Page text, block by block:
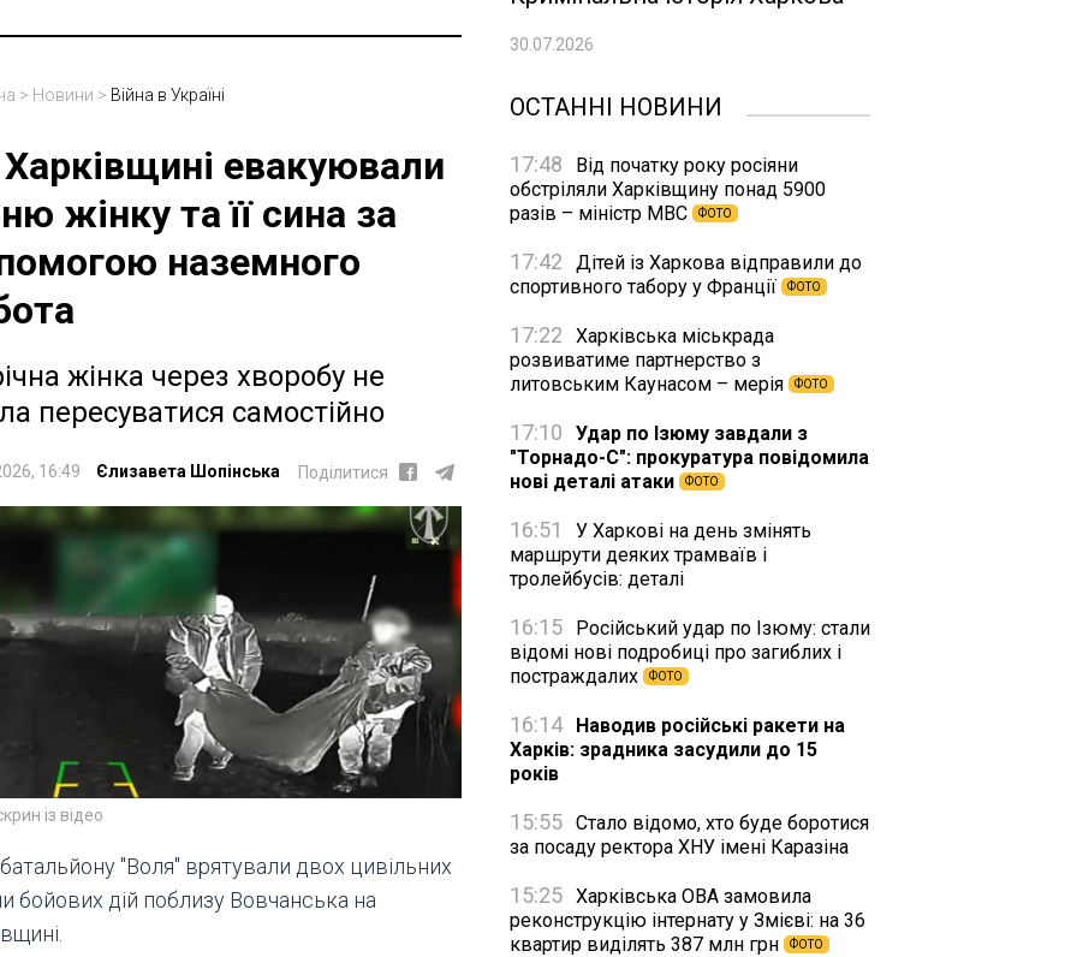
> Новини > Війна в Україні
евакуювали
жінку та її сина за
наземного
жінка через хворобу не
пересуватися самостійно
16:49 Єлизавета Шопінська Поділитися
із відео
батальйону "Воля" врятували двох цивільних
бойових дій поблизу Вовчанська на
30.07.2026
ОСТАННІ НОВИНИ
17:48
Від початку року росіяни
обстріляли Харківщину понад 5900
разів – міністр МВС
ФОТО
17:42
Дітей із Харкова відправили до
спортивного табору у Франції
ФОТО
17:22
Харківська міськрада
розвиватиме партнерство з
литовським Каунасом – мерія
ФОТО
17:10
Удар по Ізюму завдали з
"Торнадо-С": прокуратура повідомила
нові деталі атаки
ФОТО
16:51
У Харкові на день змінять
маршрути деяких трамваїв і
тролейбусів: деталі
16:15
Російський удар по Ізюму: стали
відомі нові подробиці про загиблих і
постраждалих
ФОТО
16:14
Наводив російські ракети на
Харків: зрадника засудили до 15
років
15:55 Стало відомо, хто буде боротися
за посаду ректора ХНУ імені Каразіна
15:25 Харківська ОВА замовила
реконструкцію інтернату у Змієві: на 36
квартир виділять 387 млн грн
ФОТО